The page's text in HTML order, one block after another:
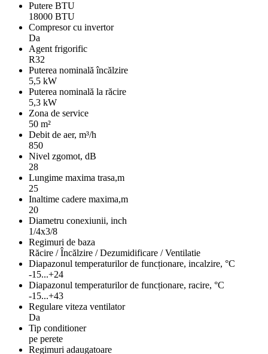
Putere BTU
18000 BTU
Compresor cu invertor
Da
Agent frigorific
R32
Puterea nominală încălzire
5,5 kW
Puterea nominală la răcire
5,3 kW
Zona de service
50 m²
Debit de aer, m³/h
850
Nivel zgomot, dB
28
Lungime maxima trasa,m
25
Inaltime cadere maxima,m
20
Diametru conexiunii, inch
1/4x3/8
Regimuri de baza
Răcire / Încălzire / Dezumidificare / Ventilatie
Diapazonul temperaturilor de funcționare, incalzire, °C
-15...+24
Diapazonul temperaturilor de funcționare, racire, °C
-15...+43
Regulare viteza ventilator
Da
Tip conditioner
pe perete
Regimuri adaugatoare